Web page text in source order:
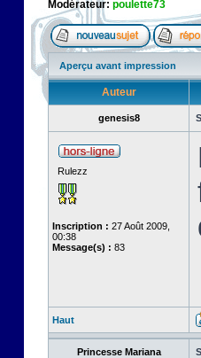
Modérateur: poulette73
Aperçu avant impression
Auteur
genesis8
Rulezz
Inscription : 27 Août 2009,
00:38
Message(s) : 83
Haut
Princesse Mariana